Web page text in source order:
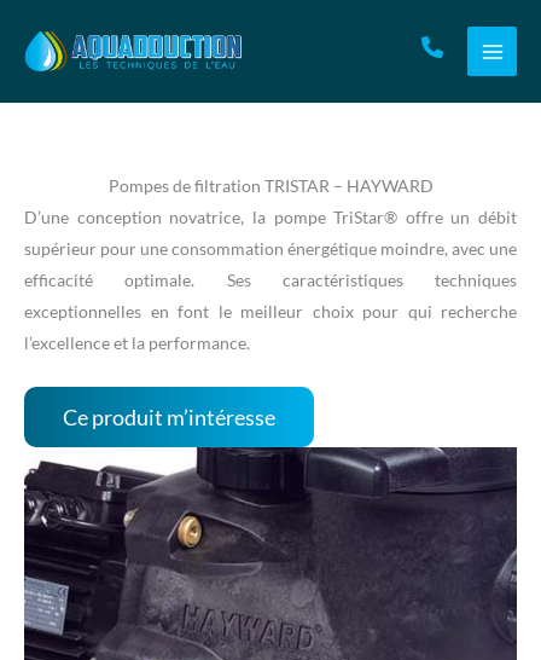
contenu
Pompes de filtration TRISTAR – HAYWARD
D’une conception novatrice, la pompe TriStar® offre un débit
supérieur pour une consommation énergétique moindre, avec une
efficacité optimale. Ses caractéristiques techniques
exceptionnelles en font le meilleur choix pour qui recherche
l’excellence et la performance.
Ce produit m’intéresse